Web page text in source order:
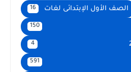
الصف الأول الإبتدائى لغات 16
150
4
591